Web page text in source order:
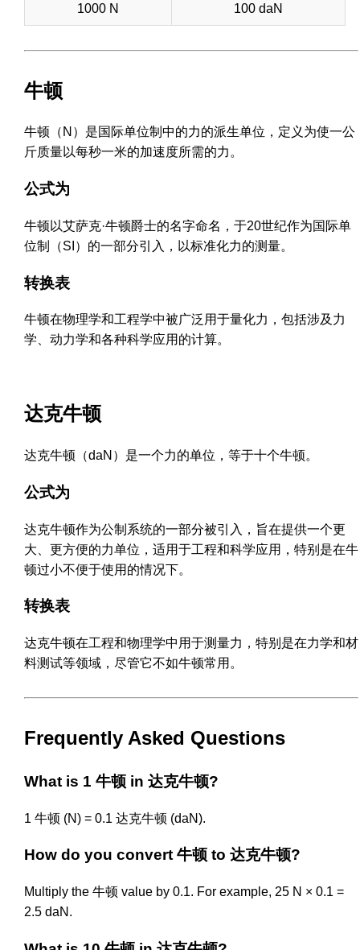
1000 N 100 daN
牛顿
牛顿（N）是国际单位制中的力的派生单位，定义为使一公
斤质量以每秒一米的加速度所需的力。
公式为
牛顿以艾萨克·牛顿爵士的名字命名，于20世纪作为国际单
位制（SI）的一部分引入，以标准化力的测量。
转换表
牛顿在物理学和工程学中被广泛用于量化力，包括涉及力
学、动力学和各种科学应用的计算。
达克牛顿
达克牛顿（daN）是一个力的单位，等于十个牛顿。
公式为
达克牛顿作为公制系统的一部分被引入，旨在提供一个更
大、更方便的力单位，适用于工程和科学应用，特别是在牛
顿过小不便于使用的情况下。
转换表
达克牛顿在工程和物理学中用于测量力，特别是在力学和材
料测试等领域，尽管它不如牛顿常用。
Frequently Asked Questions
What is 1 牛顿 in 达克牛顿?
1 牛顿 (N) = 0.1 达克牛顿 (daN).
How do you convert 牛顿 to 达克牛顿?
Multiply the 牛顿 value by 0.1. For example, 25 N × 0.1 =
2.5 daN.